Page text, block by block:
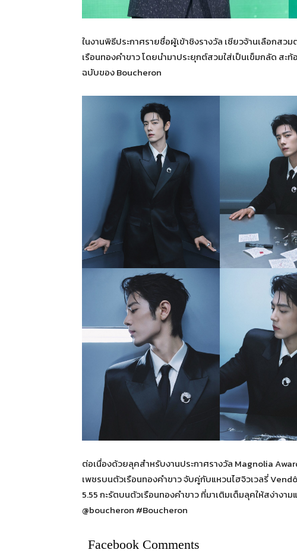
ในงานพิธีประกาศรายชื่อผู้เข้าชิงรางวัล เซียวจ้านเลือกสว
เรือนทองคำขาว โดยนำมาประยุกต์สวมใส่เป็นเข็มกลัด สะ
ฉบับของ Boucheron
ต่อเนื่องด้วยลุคสำหรับงานประกาศรางวัล Magnolia
เพชรบนตัวเรือนทองคำขาว จับคู่กับแหวนไฮจิวเวลรี่
5.55 กะรัตบนตัวเรือนทองคำขาว ที่มาเติมเต็มลุคให้สง่างา
@boucheron #Boucheron
Facebook Comments